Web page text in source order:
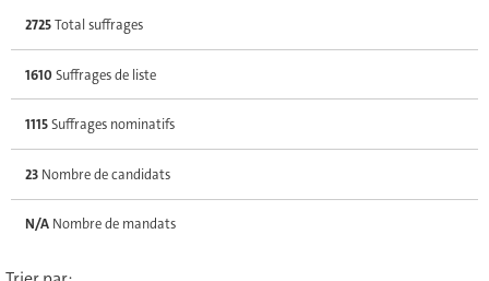
2725Total suffrages
1610Suffrages de liste
1115Suffrages nominatifs
23Nombre de candidats
N/ANombre de mandats